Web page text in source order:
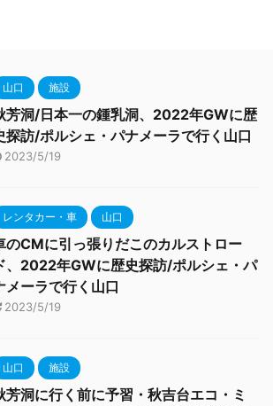
山口 施設
芳洞/日本一の鍾乳洞、2022年GWに歴
探訪/ポルシェ・パナメーラで行く山口
2023/5/19
レンタカー・車 山口
のCMに引っ張りだこのカルストロー
、2022年GWに歴史探訪/ポルシェ・パ
メーラで行く山口
2023/5/19
山口 施設
芳洞に行く前に予習・秋吉台エコ・ミ